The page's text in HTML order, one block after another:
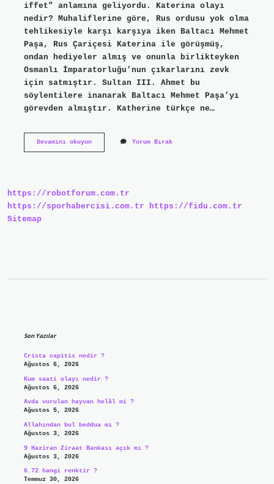
iffet” anlamına geliyordu. Katerina olayı
nedir? Muhaliflerine göre, Rus ordusu yok olma
tehlikesiyle karşı karşıya iken Baltacı Mehmet
Paşa, Rus Çariçesi Katerina ile görüşmüş,
ondan hediyeler almış ve onunla birlikteyken
Osmanlı İmparatorluğu’nun çıkarlarını zevk
için satmıştır. Sultan III. Ahmet bu
söylentilere inanarak Baltacı Mehmet Paşa’yı
görevden almıştır. Katherine türkçe ne…
Devamını okuyunYunanca
Yorum Bırak
https://robotforum.com.tr
https://sporhabercisi.com.tr
https://fidu.com.tr
Sitemap
Son Yazılar
Crista capitis nedir ?
Ağustos 6, 2026
Kum saati olayı nedir ?
Ağustos 6, 2026
Avda vurulan hayvan helâl mi ?
Ağustos 5, 2026
Allahından bul beddua mı ?
Ağustos 3, 2026
9 Haziran Ziraat Bankası açık mı ?
Ağustos 3, 2026
6.72 hangi renktir ?
Temmuz 30, 2026